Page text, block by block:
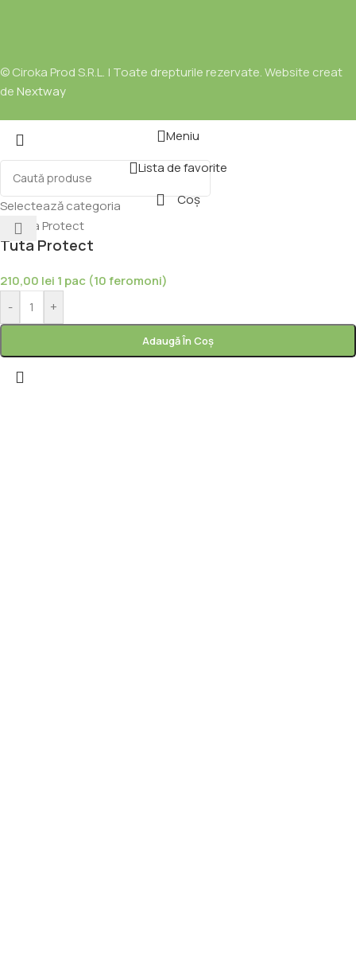
© Ciroka Prod S.R.L. | Toate drepturile rezervate. Website creat
de Nextway
Selectează categoria
Meniu
Lista de favorite
Coș
Tuta Protect
210,00 lei 1 pac (10 feromoni)
-
+
Adaugă În Coș